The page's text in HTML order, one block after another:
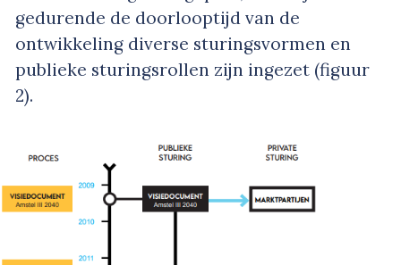
gedurende de doorlooptijd van de
ontwikkeling diverse sturingsvormen en
publieke sturingsrollen zijn ingezet (figuur
2).